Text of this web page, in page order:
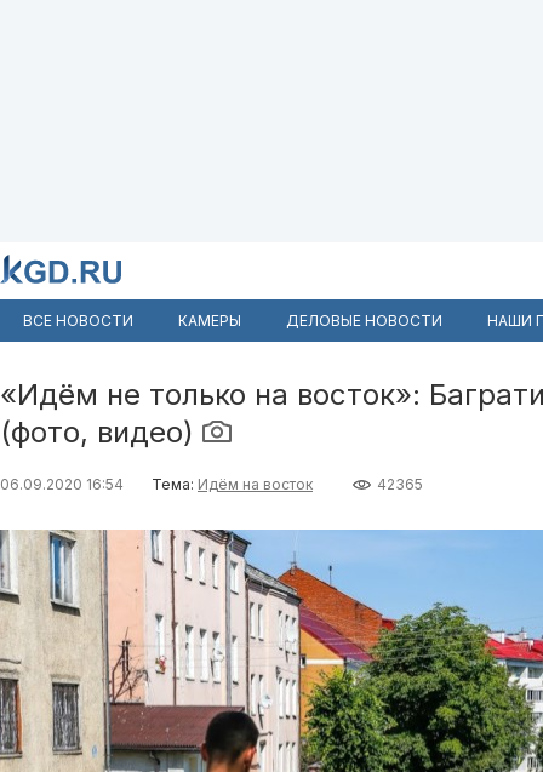
ВСЕ НОВОСТИ КАМЕРЫ ДЕЛОВЫЕ НОВОСТИ НАШИ
«Идём не только на восток»:
(фото, видео)
06.09.2020 16:54 Тема: Идём на восток 42365